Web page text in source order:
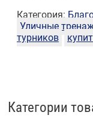
Категории
Категория:
Уличные
турников